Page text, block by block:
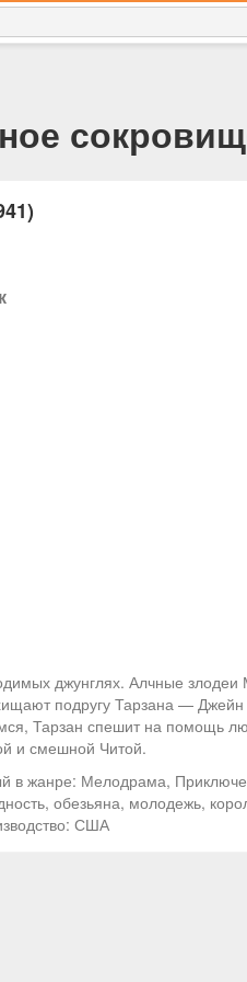
джунглях. Алчные
подругу Тарзана —
Тарзан спешит на помощь
и смешной Читой.
в жанре: Мелодрама,
обезьяна, молодежь,
США